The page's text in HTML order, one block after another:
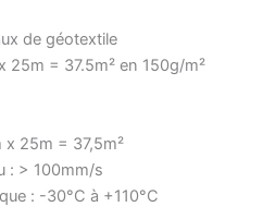
de géotextile
25m = 37.5m² en 150g/m²
x 25m = 37,5m²
: > 100mm/s
: -30°C à +110°C